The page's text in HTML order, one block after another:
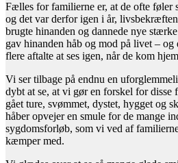
Fælles for familierne er, at de ofte føler
og det var derfor igen i år,
brugte hinanden og dannede nye
gav hinanden håb og mod på livet – og
flere aftalte at ses igen, når de kom
Vi ser tilbage på endnu en
dybt at se, at vi gør en forskel for disse
gået ture, svømmet, dystet, hygget og
håber opvejer en smule for de mange
sygdomsforløb, som vi ved af
kæmper med.